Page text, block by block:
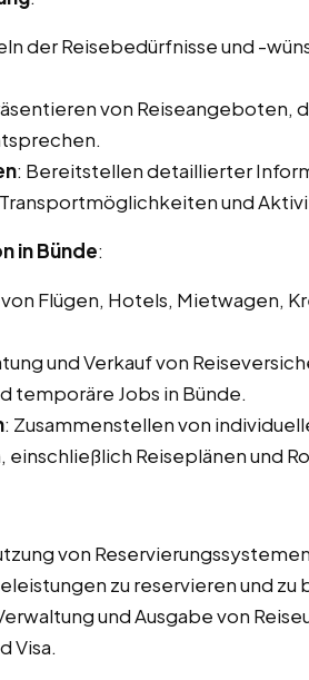
der Reisebedürfnisse und -
von Reiseangeboten,
: Bereitstellen detaillierter
und
in Bünde:
Flügen, Hotels, Mietwagen,
und Verkauf von
temporäre Jobs in Bünde.
: Zusammenstellen von
Reiseplänen und
von
zu reservieren und zu
und Ausgabe von
Visa.